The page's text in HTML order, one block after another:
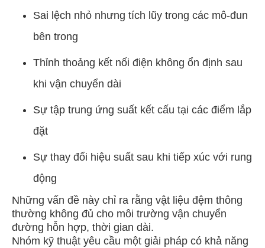
Sai lệch nhỏ nhưng tích lũy trong các mô-đun
bên trong
Thỉnh thoảng kết nối điện không ổn định sau
khi vận chuyển dài
Sự tập trung ứng suất kết cấu tại các điểm lắp
đặt
Sự thay đổi hiệu suất sau khi tiếp xúc với rung
động
Những vấn đề này chỉ ra rằng vật liệu đệm thông
thường không đủ cho môi trường vận chuyển
đường hỗn hợp, thời gian dài.
Nhóm kỹ thuật yêu cầu một giải pháp có khả năng